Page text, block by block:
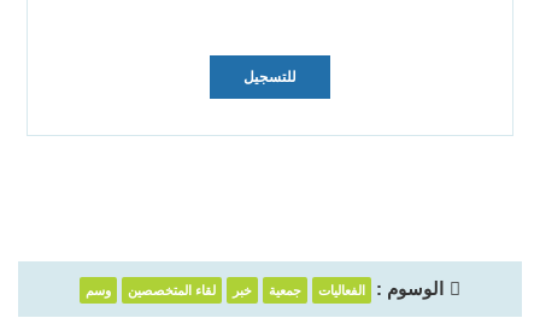
للتسجيل
الوسوم : الفعاليات جمعية خبر لقاء المتخصصين وسم